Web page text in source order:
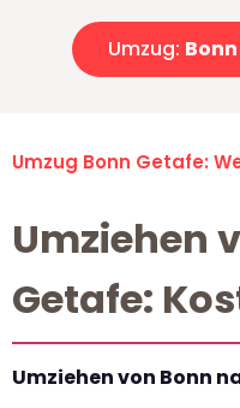
Umzug:
Umzug Bonn Getafe:
Umziehen
Getafe:
Umziehen von Bonn